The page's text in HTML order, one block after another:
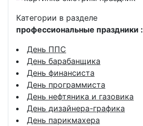
Категории в разделе
профессиональные праздники :
День ППС
День барабанщика
День финансиста
День программиста
День нефтяника и газовика
День дизайнера-графика
День парикмахера